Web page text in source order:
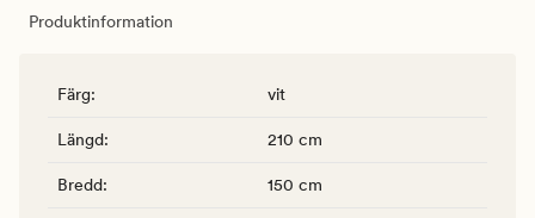
Produktinformation
Färg: vit
Längd: 210 cm
Bredd: 150 cm